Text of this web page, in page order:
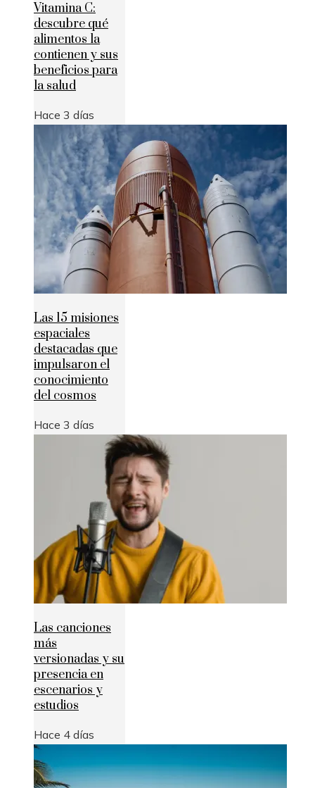
Vitamina C:
descubre qué
alimentos la
contienen y sus
beneficios para
la salud
Hace 3 días
Las 15 misiones
espaciales
destacadas que
impulsaron el
conocimiento
del cosmos
Hace 3 días
Las canciones
más
versionadas y su
presencia en
escenarios y
estudios
Hace 4 días